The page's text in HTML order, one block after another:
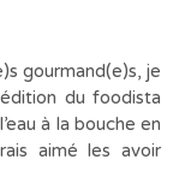
gourmand(e)s, je
du foodista
à la bouche en
aimé les avoir